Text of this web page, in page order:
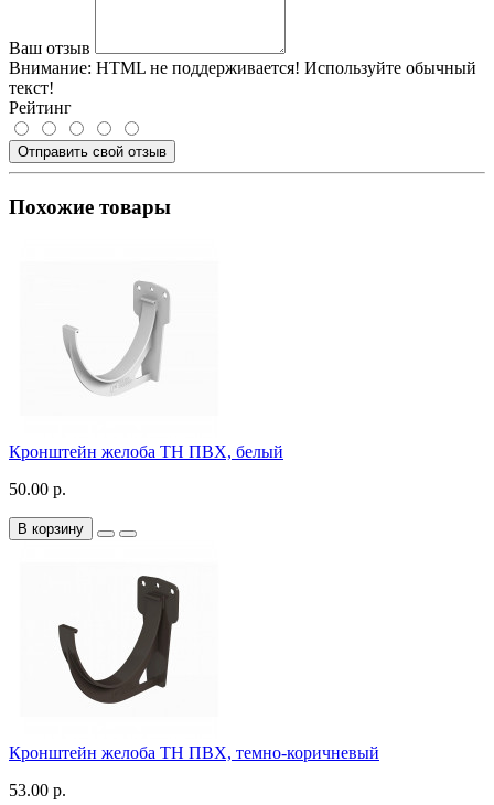
Ваш отзыв
Внимание: HTML не поддерживается! Используйте обычный
текст!
Рейтинг
Отправить свой отзыв
Похожие товары
Кронштейн желоба ТН ПВХ, белый
50.00 р.
В корзину
Кронштейн желоба ТН ПВХ, темно-коричневый
53.00 р.